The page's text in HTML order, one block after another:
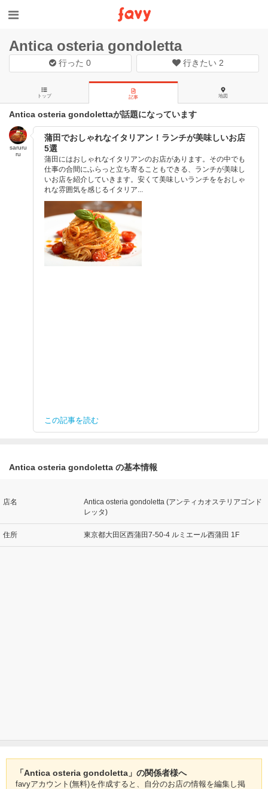
Antica osteria gondoletta
行った0 行きたい 2
トップ 記事 地図
Antica osteria gondolettaが話題になっています
saruru
ru
蒲田でおしゃれなイタリアン！ランチが美味しいお店
5選
蒲田にはおしゃれなイタリアンのお店があります。その中でも
仕事の合間にふらっと立ち寄ることもできる、ランチが美味し
いお店を紹介していきます。安くて美味しいランチををおしゃ
れな雰囲気を感じるイタリア...
この記事を読む
Antica osteria gondoletta の基本情報
店名
Antica osteria gondoletta (アンティカオステリアゴンド
レッタ)
住所 東京都大田区西蒲田7-50-4 ルミエール西蒲田 1F
「Antica osteria gondoletta」の関係者様へ
favyアカウント(無料)を作成すると、自分のお店の情報を編集し掲